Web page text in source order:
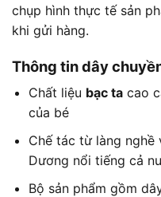
chụp hình thực tế sản
khi gửi hàng.
Thông tin dây
Chất liệu bạc tacao
của bé
Chế tác từ làng nghề
Dương nổi tiếng cả
Bộ sản phẩm gồm